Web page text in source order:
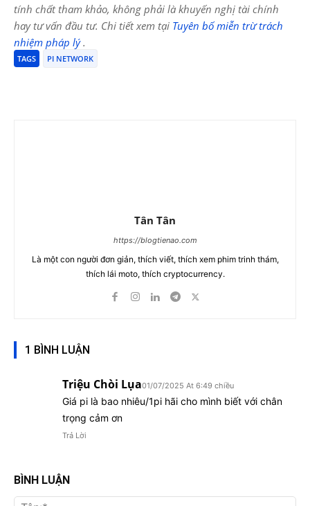
tính chất tham khảo, không phải là khuyến nghị tài chính
hay tư vấn đầu tư. Chi tiết xem tại Tuyên bố miễn trừ trách
nhiệm pháp lý.
TAGS PI NETWORK
Tân Tân
https://blogtienao.com
Là một con người đơn giản, thích viết, thích xem phim trinh thám,
thích lái moto, thích cryptocurrency.
1 BÌNH LUẬN
Triệu Chòi Lụa01/07/2025 At 6:49 chiều
Giá pi là bao nhiêu/1pi hãi cho mình biết với chân
trọng cảm ơn
Trả Lời
BÌNH LUẬN